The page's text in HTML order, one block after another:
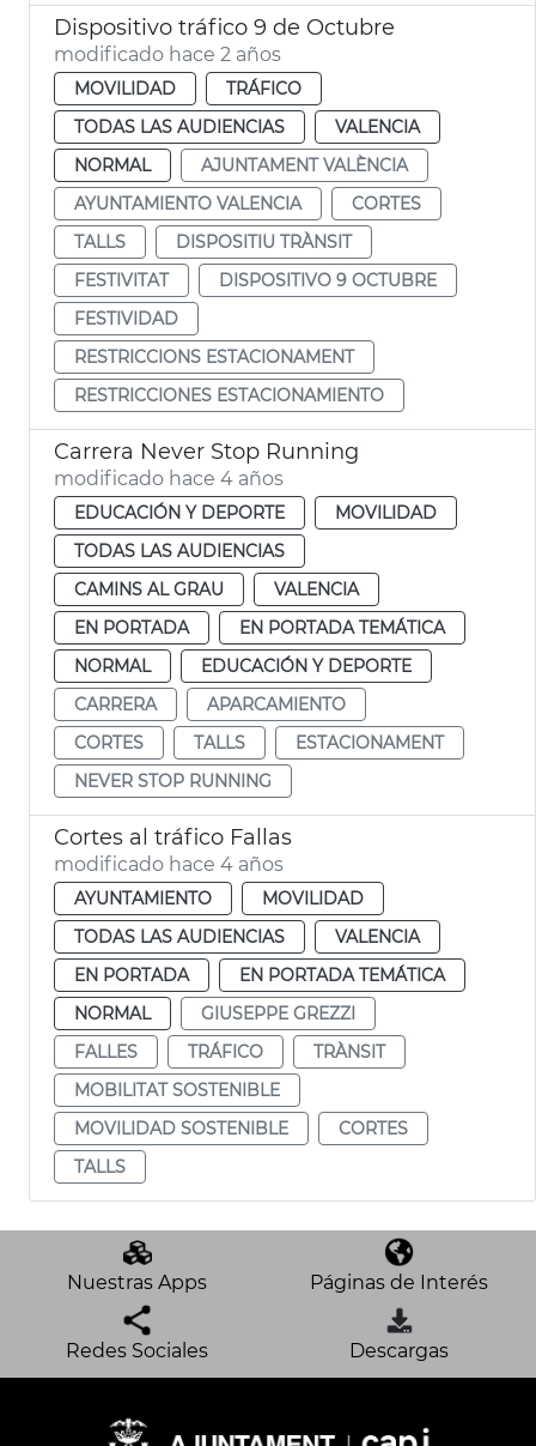
Dispositivo tráfico 9 de Octubre
modificado hace 2 años
MOVILIDAD
TRÁFICO
TODAS LAS AUDIENCIAS
VALENCIA
NORMAL
AJUNTAMENT VALÈNCIA
AYUNTAMIENTO VALENCIA
CORTES
TALLS
DISPOSITIU TRÀNSIT
FESTIVITAT
DISPOSITIVO 9 OCTUBRE
FESTIVIDAD
RESTRICCIONS ESTACIONAMENT
RESTRICCIONES ESTACIONAMIENTO
Carrera Never Stop Running
modificado hace 4 años
EDUCACIÓN Y DEPORTE
MOVILIDAD
TODAS LAS AUDIENCIAS
CAMINS AL GRAU
VALENCIA
EN PORTADA
EN PORTADA TEMÁTICA
NORMAL
EDUCACIÓN Y DEPORTE
CARRERA
APARCAMIENTO
CORTES
TALLS
ESTACIONAMENT
NEVER STOP RUNNING
Cortes al tráfico Fallas
modificado hace 4 años
AYUNTAMIENTO
MOVILIDAD
TODAS LAS AUDIENCIAS
VALENCIA
EN PORTADA
EN PORTADA TEMÁTICA
NORMAL
GIUSEPPE GREZZI
FALLES
TRÁFICO
TRÀNSIT
MOBILITAT SOSTENIBLE
MOVILIDAD SOSTENIBLE
CORTES
TALLS
Nuestras Apps Páginas de Interés
Redes Sociales Descargas